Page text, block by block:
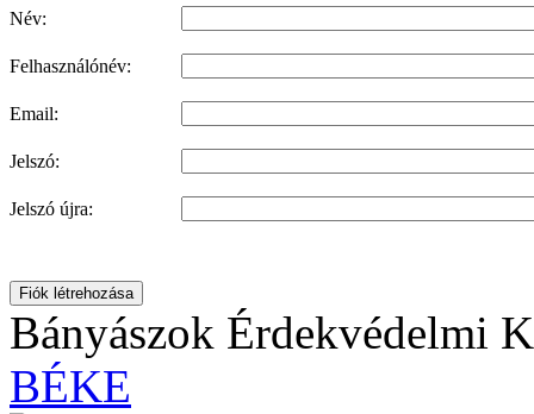
Név:
Felhasználónév:
Email:
Jelszó:
Jelszó újra:
Fiók létrehozása
Bányászok Érdekvédelmi
BÉKE